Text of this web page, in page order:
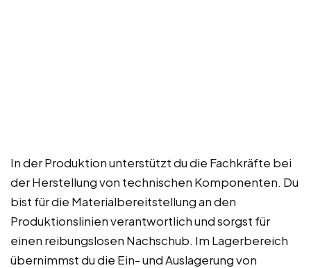
In der Produktion unterstützt du die Fachkräfte bei
der Herstellung von technischen Komponenten. Du
bist für die Materialbereitstellung an den
Produktionslinien verantwortlich und sorgst für
einen reibungslosen Nachschub. Im Lagerbereich
übernimmst du die Ein- und Auslagerung von